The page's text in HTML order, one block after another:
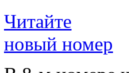
Читайте
новый номер